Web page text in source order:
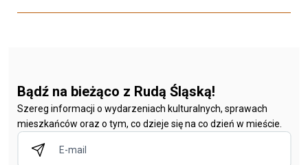
Bądź na bieżąco z Rudą Śląską!
Szereg informacji o wydarzeniach kulturalnych, sprawach
mieszkańców oraz o tym, co dzieje się na co dzień w mieście.